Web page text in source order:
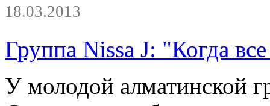
18.03.2013
Группа Nissa J: "Когда
У молодой алматинской